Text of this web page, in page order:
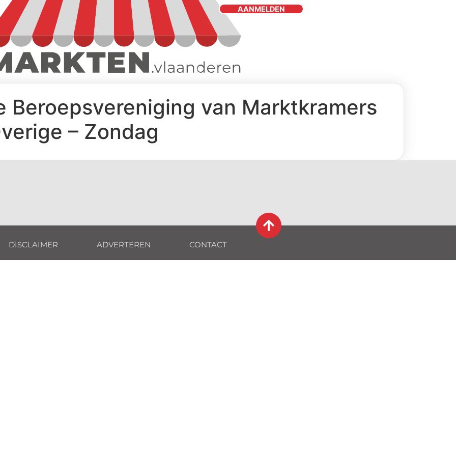
AANMELDEN
Beroepsvereniging van Marktkramers
– Zondag
DISCLAIMER ADVERTEREN CONTACT